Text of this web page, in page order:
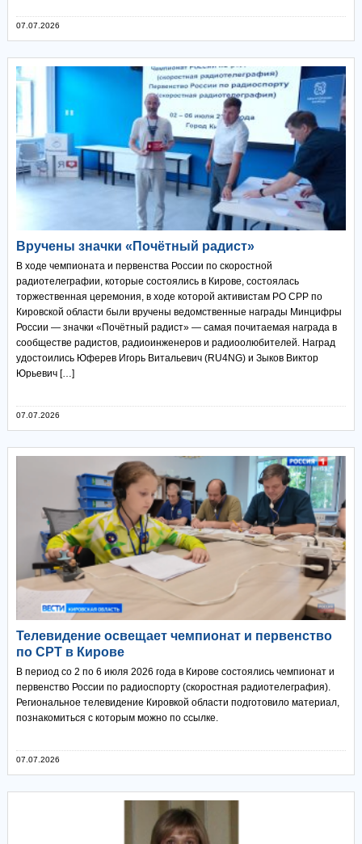
07.07.2026
Вручены значки «Почётный радист»
В ходе чемпионата и первенства России по скоростной
радиотелеграфии, которые состоялись в Кирове, состоялась
торжественная церемония, в ходе которой активистам РО СРР по
Кировской области были вручены ведомственные награды Минцифры
России — значки «Почётный радист» — самая почитаемая награда в
сообществе радистов, радиоинженеров и радиоолюбителей. Наград
удостоились Юферев Игорь Витальевич (RU4NG) и Зыков Виктор
Юрьевич […]
07.07.2026
Телевидение освещает чемпионат и первенство
по СРТ в Кирове
В период со 2 по 6 июля 2026 года в Кирове состоялись чемпионат и
первенство России по радиоспорту (скоростная радиотелеграфия).
Региональное телевидение Кировкой области подготовило материал,
познакомиться с которым можно по ссылке.
07.07.2026